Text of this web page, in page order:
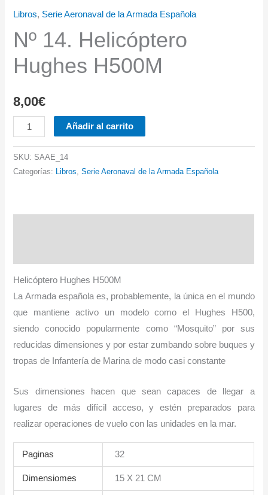
Libros, Serie Aeronaval de la Armada Española
Nº 14. Helicóptero
Hughes H500M
8,00€
14.
Helicóptero
Hughes
Añadir al carrito
SKU: SAAE_14
Categorías: Libros,Serie Aeronaval de la Armada Española
Helicóptero Hughes H500M
La Armada española es, probablemente, la única en el mundo
que mantiene activo un modelo como el Hughes H500,
siendo conocido popularmente como “Mosquito” por sus
reducidas dimensiones y por estar zumbando sobre buques y
tropas de Infantería de Marina de modo casi constante
Sus dimensiones hacen que sean capaces de llegar a
lugares de más difícil acceso, y estén preparados para
realizar operaciones de vuelo con las unidades en la mar.
Paginas 32
Dimensiomes 15 X 21 CM